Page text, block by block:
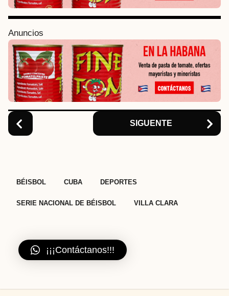
Anuncios
a
g
i
n
a
o
n
SIGUENTE
BÉISBOL CUBA DEPORTES
SERIE NACIONAL DE BÉISBOL VILLA CLARA
¡¡¡Contáctanos!!!